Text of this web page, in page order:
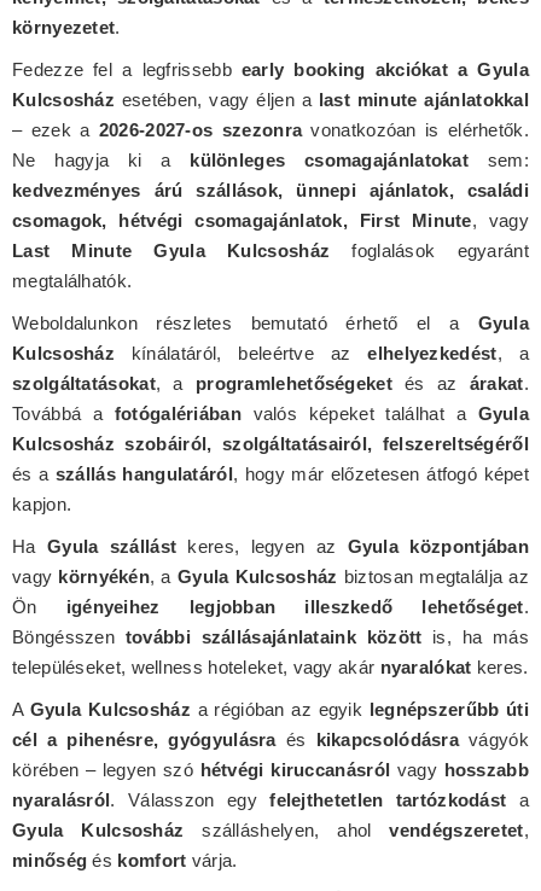
környezetet.
Fedezze fel a legfrissebb early booking akciókat a Gyula
Kulcsosház esetében, vagy éljen a last minute ajánlatokkal
– ezek a 2026-2027-os szezonravonatkozóan is elérhetők.
Ne hagyja ki a különleges csomagajánlatokat sem:
kedvezményes árú szállások, ünnepi ajánlatok, családi
csomagok, hétvégi csomagajánlatok, First Minute, vagy
Last Minute Gyula Kulcsosház foglalások egyaránt
megtalálhatók.
Weboldalunkon részletes bemutató érhető el a Gyula
Kulcsosház kínálatáról, beleértve azelhelyezkedést, a
szolgáltatásokat, a programlehetőségeketés az árakat.
Továbbá a fotógalériábanvalós képeket találhat a Gyula
Kulcsosház szobáiról, szolgáltatásairól, felszereltségéről
és a szállás hangulatáról, hogy már előzetesen átfogó képet
kapjon.
Ha Gyula szállást keres, legyen az Gyula központjában
vagy környékén, a Gyula Kulcsosház biztosan megtalálja az
Ön igényeihez legjobban illeszkedő lehetőséget.
Böngésszen további szállásajánlataink között is, ha más
településeket, wellness hoteleket, vagy akár nyaralókat keres.
A Gyula Kulcsosház a régióban az egyik legnépszerűbb úti
cél a pihenésre, gyógyulásraés kikapcsolódásravágyók
körében – legyen szó hétvégi kiruccanásról vagy hosszabb
nyaralásról. Válasszon egyfelejthetetlen tartózkodást a
Gyula Kulcsosház szálláshelyen, aholvendégszeretet,
minőség és komfort várja.